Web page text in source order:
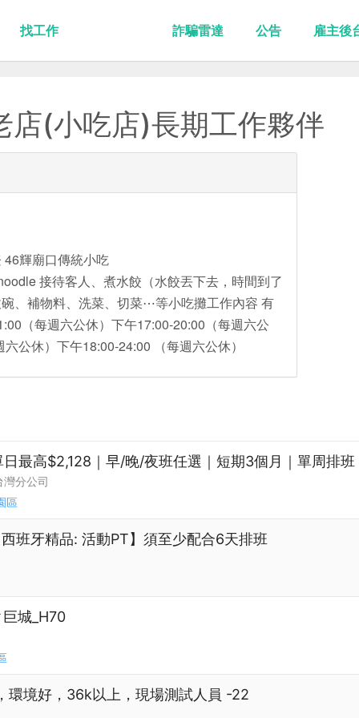
找工作 詐騙雷達 公告 雇主後
(小吃店)長期工作夥伴
輝廟口傳統小吃
接待客人、煮水餃（水餃丟下去，時間到了
、補物料、洗菜、切菜⋯等小吃攤工作內容 有
（每週六公休）下午17:00-20:00（每週六公
公休）下午18:00-24:00 （每週六公休）
最高$2,128｜早/晚/夜班任選｜短期3個月｜單周排班
分公司
區
牙精品: 活動PT】須至少配合6天排班
城_H70
環境好，36k以上，現場測試人員 -22